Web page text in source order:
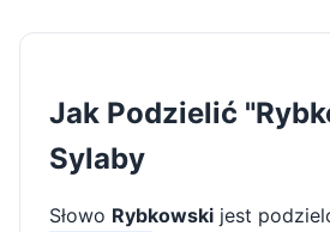
Jak Podzielić
Sylaby
Słowo Rybkowski jest